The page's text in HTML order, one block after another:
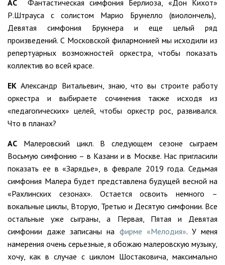
АС
Фантастическая симфония Берлиоза, «Дон Кихот»
Р.Штрауса с солистом Марио Брунелло (виолончель),
Девятая симфония Брукнера и еще целый ряд
произведений. С Московской филармонией мы исходили из
репертуарных возможностей оркестра, чтобы показать
коллектив во всей красе.
ЕК Александр Витальевич, знаю, что вы строите работу
оркестра и выбираете сочинения также исходя из
«педагогических» целей, чтобы оркестр рос, развивался.
Что в планах?
АС Малеровский цикл. В следующем сезоне сыграем
Восьмую симфонию – в Казани и в Москве. Нас пригласили
показать ее в «Зарядье», в феврале 2019 года. Седьмая
симфония Малера будет представлена будущей весной на
«Рахлинских сезонах». Остается освоить немного –
вокальные циклы, Вторую, Третью и Десятую симфонии. Все
остальные уже сыграны, а Первая, Пятая и Девятая
симфонии даже записаны на фирме «Мелодия». У меня
намерения очень серьезные, я обожаю малеровскую музыку,
хочу, как в случае с циклом Шостаковича, максимально